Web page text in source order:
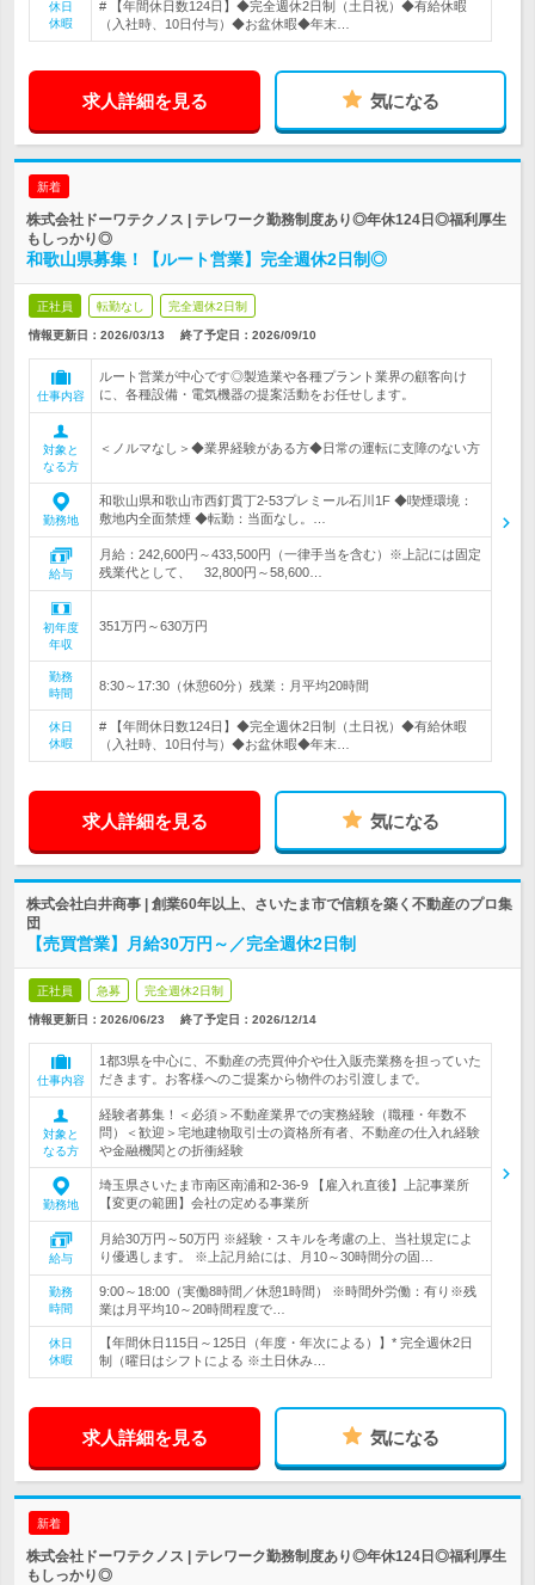
休日
休暇
# 【年間休日数124日】◆完全週休2日制（土日祝）◆有給休暇
（入社時、10日付与）◆お盆休暇◆年末…
求人詳細を見る 気になる
新着
株式会社ドーワテクノス | テレワーク勤務制度あり◎年休124日◎福利厚生
もしっかり◎
和歌山県募集！【ルート営業】完全週休2日制◎
正社員 転勤なし 完全週休2日制
情報更新日：2026/03/13 終了予定日： 2026/09/10
仕事内容
ルート営業が中心です◎製造業や各種プラント業界の顧客向け
に、各種設備・電気機器の提案活動をお任せします。
対象と
なる方
＜ノルマなし＞◆業界経験がある方◆日常の運転に支障のない方
勤務地
和歌山県和歌山市西釘貫丁2-53プレミール石川1F ◆喫煙環境：
敷地内全面禁煙 ◆転勤：当面なし。…
給与
月給：242,600円～433,500円（一律手当を含む）※上記には固定
残業代として、 32,800円～58,600…
初年度
年収
351万円～630万円
勤務
時間
8:30～17:30（休憩60分）残業：月平均20時間
休日
休暇
# 【年間休日数124日】◆完全週休2日制（土日祝）◆有給休暇
（入社時、10日付与）◆お盆休暇◆年末…
求人詳細を見る 気になる
株式会社白井商事 | 創業60年以上、さいたま市で信頼を築く不動産のプロ集
団
【売買営業】月給30万円～／完全週休2日制
正社員 急募 完全週休2日制
情報更新日：2026/06/23 終了予定日： 2026/12/14
仕事内容
1都3県を中心に、不動産の売買仲介や仕入販売業務を担っていた
だきます。お客様へのご提案から物件のお引渡しまで。
対象と
なる方
経験者募集！＜必須＞不動産業界での実務経験（職種・年数不
問）＜歓迎＞宅地建物取引士の資格所有者、不動産の仕入れ経験
や金融機関との折衝経験
勤務地
埼玉県さいたま市南区南浦和2-36-9 【雇入れ直後】上記事業所
【変更の範囲】会社の定める事業所
給与
月給30万円～50万円 ※経験・スキルを考慮の上、当社規定によ
り優遇します。 ※上記月給には、月10～30時間分の固…
勤務
時間
9:00～18:00（実働8時間／休憩1時間） ※時間外労働：有り※残
業は月平均10～20時間程度で…
休日
休暇
【年間休日115日～125日（年度・年次による）】* 完全週休2日
制（曜日はシフトによる ※土日休み…
求人詳細を見る 気になる
新着
株式会社ドーワテクノス | テレワーク勤務制度あり◎年休124日◎福利厚生
もしっかり◎